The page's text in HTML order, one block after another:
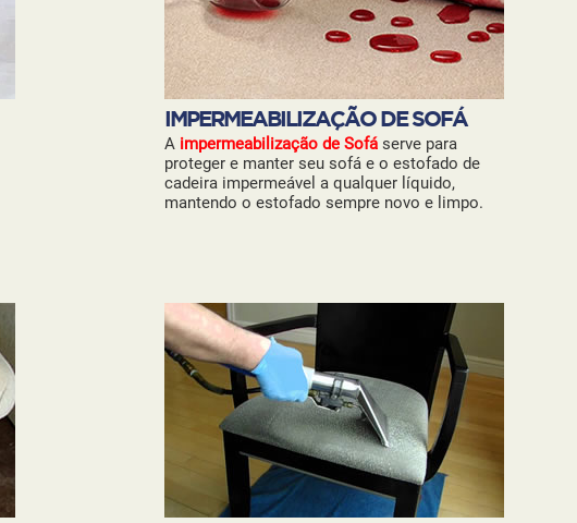
IMPERMEABILIZAÇÃO DE SOFÁ
A impermeabilização de Sofáserve para
proteger e manter seu sofá e o estofado de
cadeira impermeável a qualquer líquido,
mantendo o estofado sempre novo e limpo.